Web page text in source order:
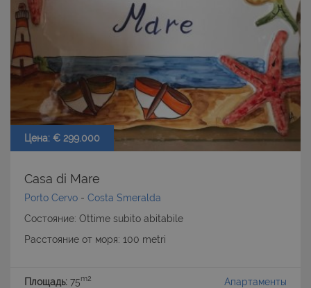
Цена: € 299.000
Casa di Mare
Porto Cervo - Costa Smeralda
Состояние: Ottime subito abitabile
Расстояние от моря: 100 metri
Площадь: 75m2 Апартаменты